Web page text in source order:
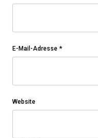
E-Mail-Adresse *
Website